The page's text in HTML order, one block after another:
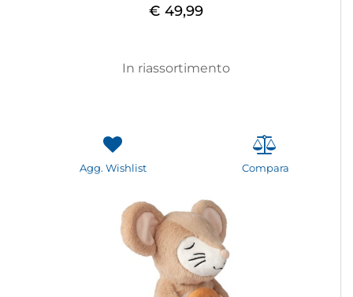
€ 49,99
In riassortimento
Agg. Wishlist Compara